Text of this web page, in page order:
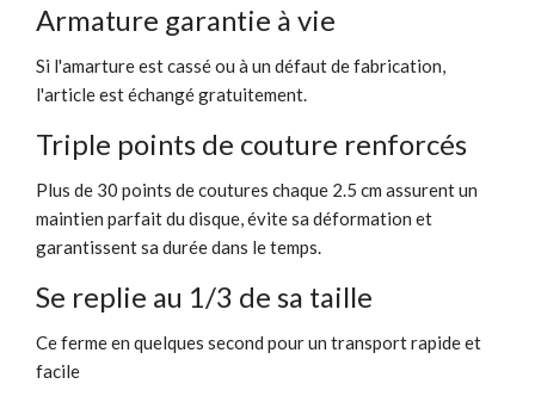
Armature garantie à vie
Si l'amarture est cassé ou à un défaut de fabrication,
l'article est échangé gratuitement.
Triple points de couture renforcés
Plus de 30 points de coutures chaque 2.5 cm assurent un
maintien parfait du disque, évite sa déformation et
garantissent sa durée dans le temps.
Se replie au 1/3 de sa taille
Ce ferme en quelques second pour un transport rapide et
facile